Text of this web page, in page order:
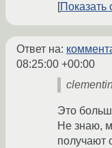
Показать
Ответ на:
08:25:00 +00:00
Это
Не знаю,
получают